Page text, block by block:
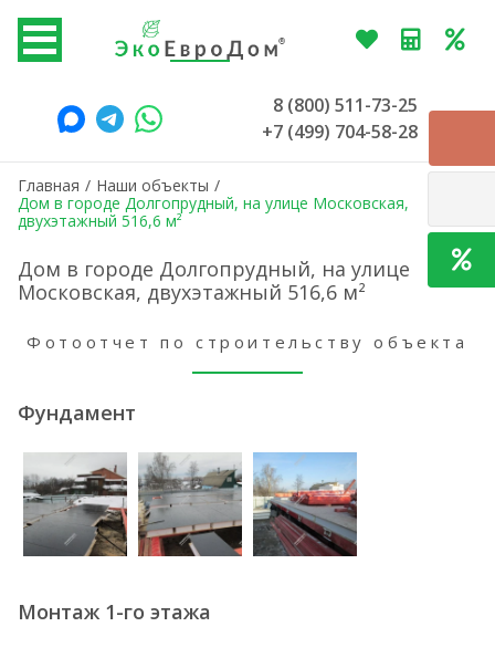
8 (800) 511-73-25
+7 (499) 704-58-28
Главная / Наши объекты /
Дом в городе Долгопрудный, на улице Московская,
двухэтажный 516,6 м²
Дом в городе Долгопрудный, на улице
Московская, двухэтажный 516,6 м²
Фотоотчет по строительству объекта
Фундамент
Монтаж 1-го этажа